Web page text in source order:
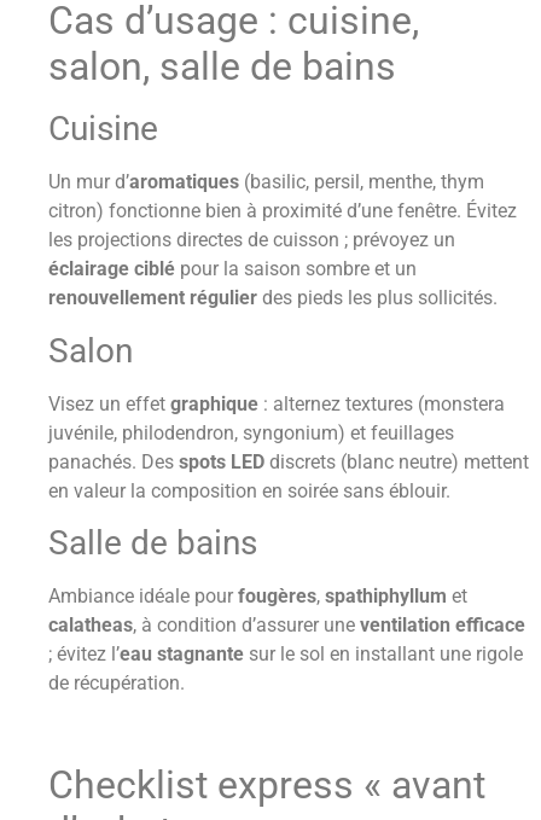
Cas d’usage : cuisine,
salon, salle de bains
Cuisine
Un mur d’aromatiques (basilic, persil, menthe, thym
citron) fonctionne bien à proximité d’une fenêtre. Évitez
les projections directes de cuisson ; prévoyez un
éclairage ciblé pour la saison sombre et un
renouvellement régulier des pieds les plus sollicités.
Salon
Visez un effet graphique : alternez textures (monstera
juvénile, philodendron, syngonium) et feuillages
panachés. Des spots LED discrets (blanc neutre) mettent
en valeur la composition en soirée sans éblouir.
Salle de bains
Ambiance idéale pour fougères, spathiphyllum et
calatheas, à condition d’assurer une ventilation efficace
; évitez l’eau stagnante sur le sol en installant une rigole
de récupération.
Checklist express « avant